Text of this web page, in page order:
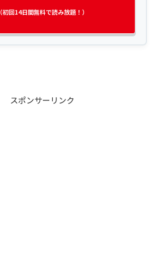
（初回14日間無料で読み放題！）
スポンサーリンク